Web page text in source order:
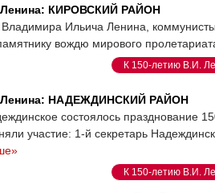
Ленина: КИРОВСКИЙ РАЙОН
Ильича Ленина,
вождю мирового
К 150-летию В.И.
Ленина: НАДЕЖДИНСКИЙ РАЙОН
состоялось празднование
участие: 1-й секретарь
К 150-летию В.И.